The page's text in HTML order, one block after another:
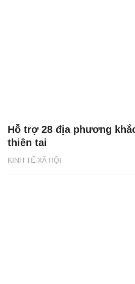
KINH TẾ XÃ HỘI
Hỗ trợ 28 địa phương
thiên tai